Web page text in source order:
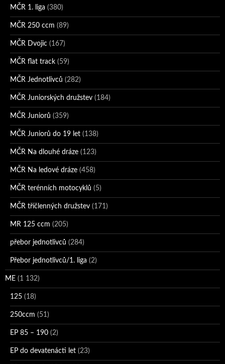
MČR 1. liga (380)
MČR 250 ccm (89)
MČR Dvojic (167)
MČR flat track (59)
MČR Jednotlivců (282)
MČR Juniorských družstev (184)
MČR Juniorů (359)
MČR Juniorů do 19 let (138)
MČR Na dlouhé dráze (123)
MČR Na ledové dráze (458)
MČR terénních motocyklů (5)
MČR tříčlenných družstev (171)
MR 125 ccm (205)
přebor jednotlivců (284)
Přebor jednotlivců/1. liga (2)
ME (1 132)
125 (18)
250ccm (51)
EP 85 – 190 (2)
EP do devatenácti let (23)